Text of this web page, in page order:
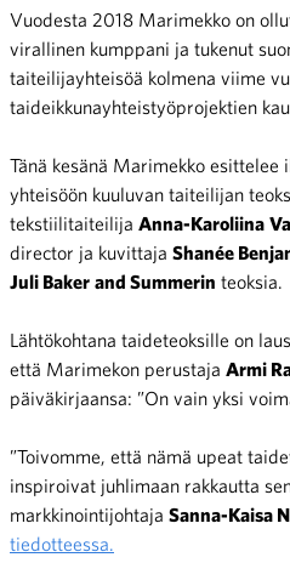
Vuodesta 2018 Marimekko on
virallinen kumppani ja tukenut
taiteilijayhteisöä kolmena viime
taideikkunayhteistyöprojektien
Tänä kesänä Marimekko esittelee
yhteisöön kuuluvan taiteilijan
tekstiilitaiteilija Anna-Karoliina
director ja kuvittaja Shanée
Juli Baker and Summerin teoksia.
Lähtökohtana taideteoksille on
että Marimekon perustaja Armi
päiväkirjaansa: ”On vain yksi
”Toivomme, että nämä upeat
inspiroivat juhlimaan rakkautta
markkinointijohtaja Sanna-Kaisa
tiedotteessa.